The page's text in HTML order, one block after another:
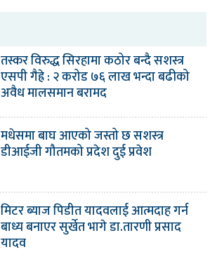
तस्कर विरुद्ध सिरहामा कठोर बन्दै सशस्त्र
एसपी गैह्रे : २ करोड ७६ लाख भन्दा बढीको
अवैध मालसमान बरामद
मधेसमा बाघ आएको जस्तो छ सशस्त्र
डीआईजी गौतमको प्रदेश दुई प्रवेश
मिटर ब्याज पिडीत यादवलाई आत्मदाह गर्न
बाध्य बनाएर सुर्खेत भागे डा.तारणी प्रसाद
यादव